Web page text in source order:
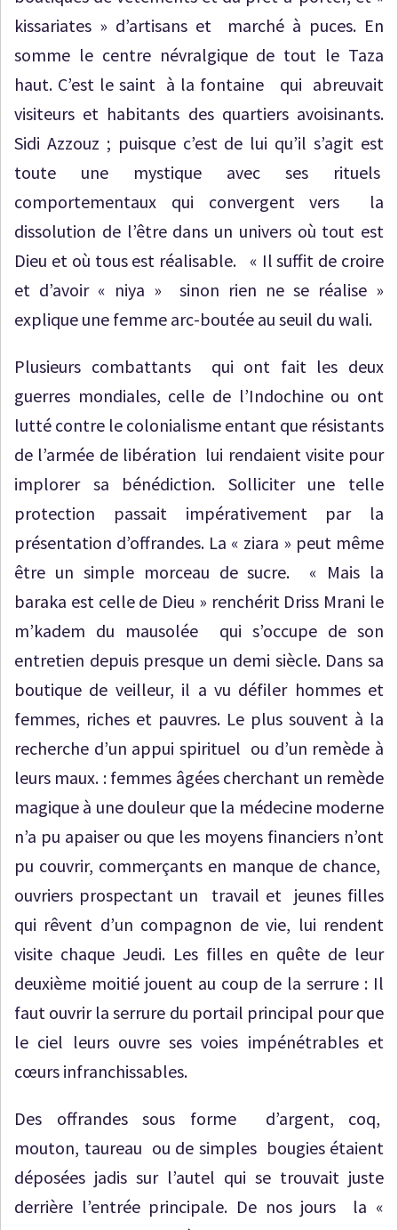
kissariates » d’artisans et marché à puces. En
somme le centre névralgique de tout le Taza
haut. C’est le saint à la fontaine qui abreuvait
visiteurs et habitants des quartiers avoisinants.
Sidi Azzouz ; puisque c’est de lui qu’il s’agit est
toute une mystique avec ses rituels
comportementaux qui convergent vers la
dissolution de l’être dans un univers où tout est
Dieu et où tous est réalisable. « Il suffit de croire
et d’avoir « niya » sinon rien ne se réalise »
explique une femme arc-boutée au seuil du wali.
Plusieurs combattants qui ont fait les deux
guerres mondiales, celle de l’Indochine ou ont
lutté contre le colonialisme entant que résistants
de l’armée de libération lui rendaient visite pour
implorer sa bénédiction. Solliciter une telle
protection passait impérativement par la
présentation d’offrandes. La « ziara » peut même
être un simple morceau de sucre. « Mais la
baraka est celle de Dieu » renchérit Driss Mrani le
m’kadem du mausolée qui s’occupe de son
entretien depuis presque un demi siècle. Dans sa
boutique de veilleur, il a vu défiler hommes et
femmes, riches et pauvres. Le plus souvent à la
recherche d’un appui spirituel ou d’un remède à
leurs maux. : femmes âgées cherchant un remède
magique à une douleur que la médecine moderne
n’a pu apaiser ou que les moyens financiers n’ont
pu couvrir, commerçants en manque de chance,
ouvriers prospectant un travail et jeunes filles
qui rêvent d’un compagnon de vie, lui rendent
visite chaque Jeudi. Les filles en quête de leur
deuxième moitié jouent au coup de la serrure : Il
faut ouvrir la serrure du portail principal pour que
le ciel leurs ouvre ses voies impénétrables et
cœurs infranchissables.
Des offrandes sous forme d’argent, coq,
mouton, taureau ou de simples bougies étaient
déposées jadis sur l’autel qui se trouvait juste
derrière l’entrée principale. De nos jours la «